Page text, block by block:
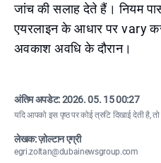
जांच की सलाह देते हैं। नियम
एयरलाइन के आधार पर vary
अवकाश अवधि के दौरान।
अंतिम अपडेट:2026. 05. 15 00:27
यदि आपको इस पृष्ठ पर कोई त्रुटि दिखाई देती है,
लेखक: ज़ोल्टान एग्री
egri.zoltan@dubainewsgroup.com